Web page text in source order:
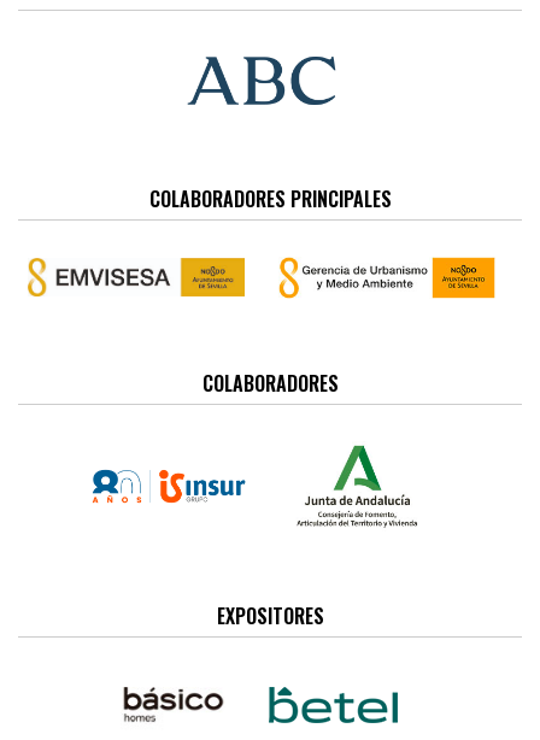
COLABORADORES PRINCIPALES
COLABORADORES
EXPOSITORES